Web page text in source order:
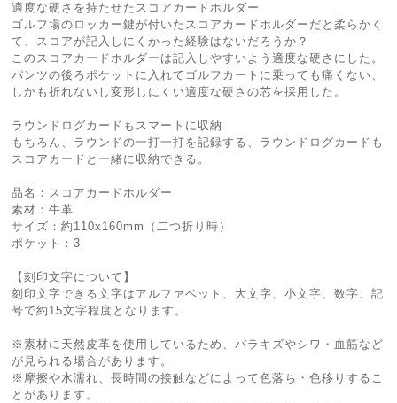
適度な硬さを持たせたスコアカードホルダー
ゴルフ場のロッカー鍵が付いたスコアカードホルダーだと柔らかく
て、スコアが記入しにくかった経験はないだろうか？
このスコアカードホルダーは記入しやすいよう適度な硬さにした。
パンツの後ろポケットに入れてゴルフカートに乗っても痛くない、
しかも折れないし変形しにくい適度な硬さの芯を採用した。
ラウンドログカードもスマートに収納
もちろん、ラウンドの一打一打を記録する、ラウンドログカードも
スコアカードと一緒に収納できる。
品名：スコアカードホルダー
素材：牛革
サイズ：約110x160mm（二つ折り時）
ポケット：3
【刻印文字について】
刻印文字できる文字はアルファベット、大文字、小文字、数字、記
号で約15文字程度となります。
※素材に天然皮革を使用しているため、バラキズやシワ・血筋など
が見られる場合があります。
※摩擦や水濡れ、長時間の接触などによって色落ち・色移りするこ
とがあります。